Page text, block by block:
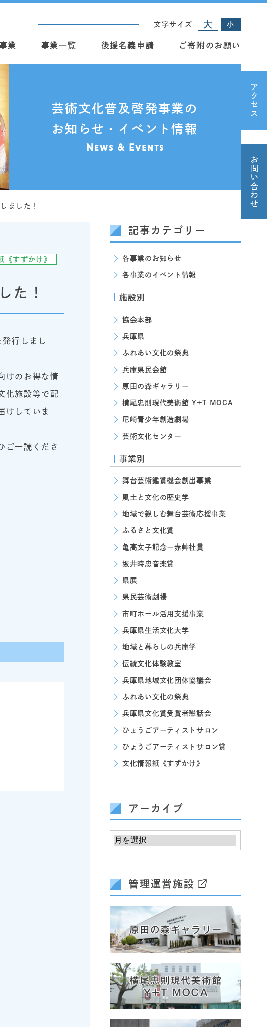
文字サイズ 大 小
業 事業一覧 後援名義申請 ご寄附のお願い
アクセス
お問い合わせ
芸術文化普及啓発事業の
お知らせ・イベント情報
News & Events
ました！
《すずかけ》
た！
行しまし
けのお得な情
化施設等で配
けしていま
ご一読くださ
記事カテゴリー
各事業のお知らせ
各事業のイベント情報
施設別
協会本部
兵庫県
ふれあい文化の祭典
兵庫県民会館
原田の森ギャラリー
横尾忠則現代美術館 Y+T MOCA
尼崎青少年創造劇場
芸術文化センター
事業別
舞台芸術鑑賞機会創出事業
風土と文化の歴史学
地域で親しむ舞台芸術応援事業
ふるさと文化賞
亀高文子記念ー赤艸社賞
坂井時忠音楽賞
県展
県民芸術劇場
市町ホール活用支援事業
兵庫県生活文化大学
地域と暮らしの兵庫学
伝統文化体験教室
兵庫県地域文化団体協議会
ふれあい文化の祭典
兵庫県文化賞受賞者懇話会
ひょうごアーティストサロン
ひょうごアーティストサロン賞
文化情報紙《すずかけ》
アーカイブ
管理運営施設